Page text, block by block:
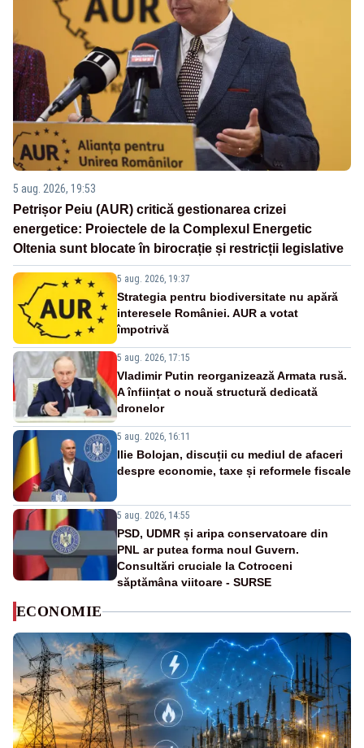
5 aug. 2026, 19:53
Petrișor Peiu (AUR) critică gestionarea crizei
energetice: Proiectele de la Complexul Energetic
Oltenia sunt blocate în birocrație și restricții legislative
5 aug. 2026, 19:37
Strategia pentru biodiversitate nu apără
interesele României. AUR a votat
împotrivă
5 aug. 2026, 17:15
Vladimir Putin reorganizează Armata rusă.
A înființat o nouă structură dedicată
dronelor
5 aug. 2026, 16:11
Ilie Bolojan, discuții cu mediul de afaceri
despre economie, taxe și reformele fiscale
5 aug. 2026, 14:55
PSD, UDMR și aripa conservatoare din
PNL ar putea forma noul Guvern.
Consultări cruciale la Cotroceni
săptămâna viitoare - SURSE
ECONOMIE